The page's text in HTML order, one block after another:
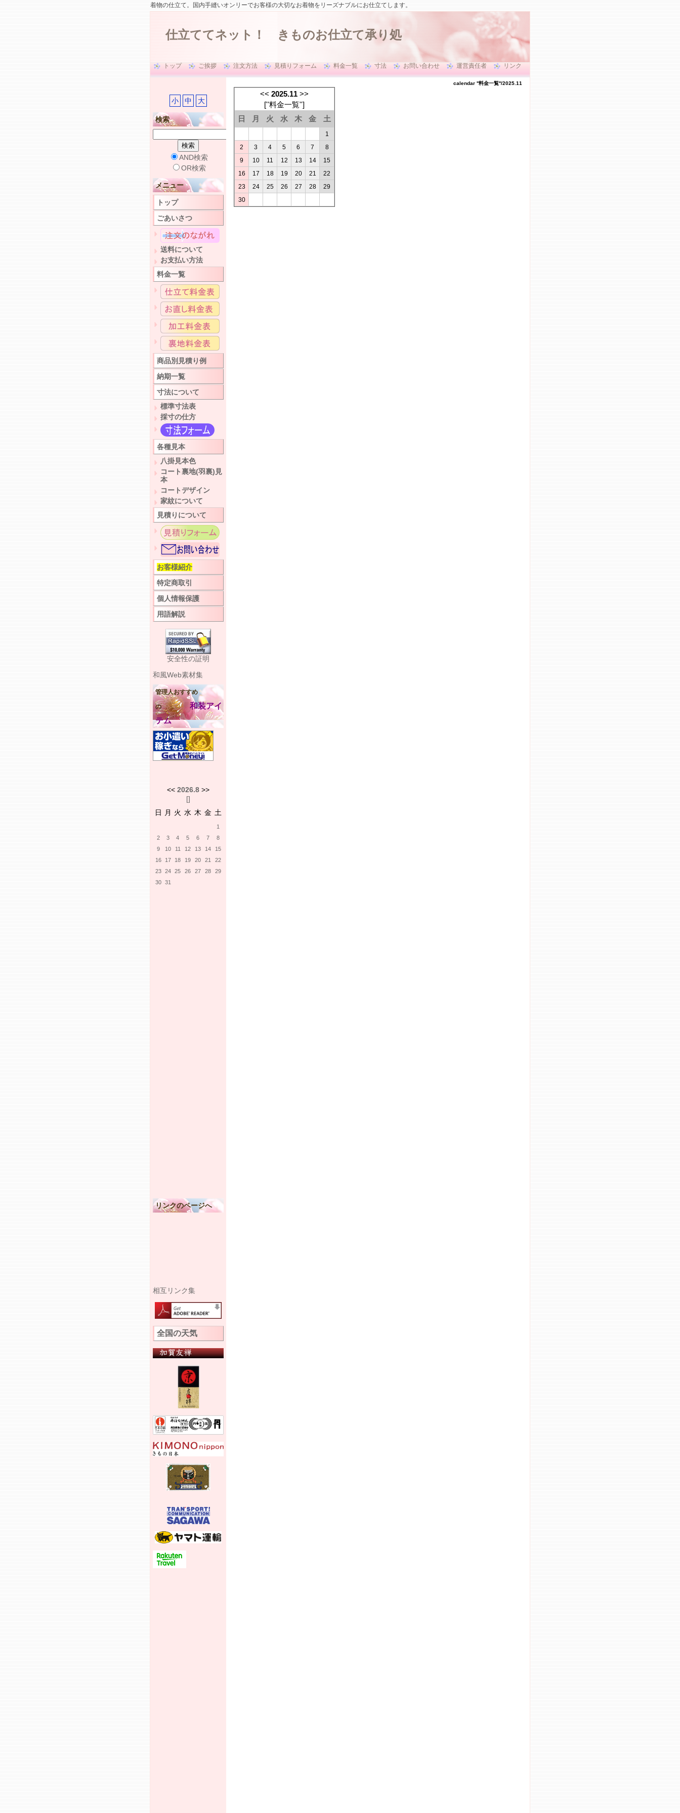
着物の仕立て。国内手縫いオンリーでお客様の大切なお着物をリーズナブルにお仕立てします。
仕立ててネット！ きものお仕立て承り処
トップ ご挨拶 注文方法 見積りフォーム 料金一覧 寸法 お問い合わせ 運営責任者 リンク
calendar ''料金一覧''/2025.11
<< 2025.11 >>
[''料金一覧'']
日
月 火 水 木 金 土
1
2
3 4 5 6 7
8
9
10 11 12 13 14
15
16
17 18 19 20 21
22
23
24 25 26 27 28
29
30
小 中 大
検索
AND検索
OR検索
メニュー
トップ
ごあいさつ
送料について
お支払い方法
料金一覧
商品別見積り例
納期一覧
寸法について
標準寸法表
採寸の仕方
各種見本
八掛見本色
コート裏地(羽裏)見
本
コートデザイン
家紋について
見積りについて
お客様紹介
特定商取引
個人情報保護
用語解説
安全性の証明
和風Web素材集
管理人おすすめ
の
和装アイ
テム
<< 2026.8 >>
[]
日
月 火 水 木 金 土
1
2
3 4 5 6 7
8
9
10 11 12 13 14
15
16
17 18 19 20 21
22
23 24 25 26 27 28
29
30 31
リンクのページへ
相互リンク集
全国の天気